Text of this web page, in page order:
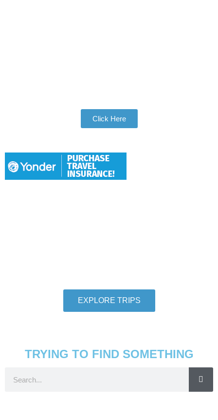
Click Here
EXPLORE TRIPS
TRYING TO FIND SOMETHING